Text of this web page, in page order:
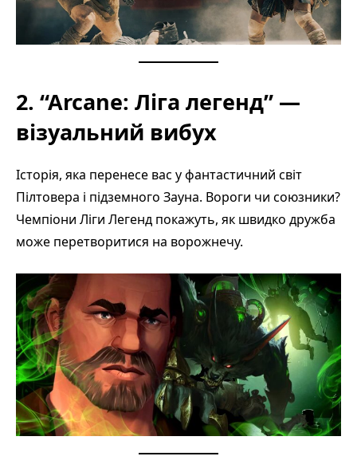
2. “Arcane: Ліга легенд” —
візуальний вибух
Історія, яка перенесе вас у фантастичний світ
Пілтовера і підземного Зауна. Вороги чи союзники?
Чемпіони Ліги Легенд покажуть, як швидко дружба
може перетворитися на ворожнечу.